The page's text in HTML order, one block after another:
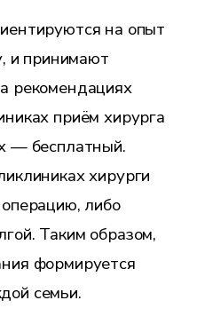
на опыт
и принимают
рекомендациях
приём хирурга
— бесплатный.
хирурги
либо
Таким образом,
формируется
семьи.